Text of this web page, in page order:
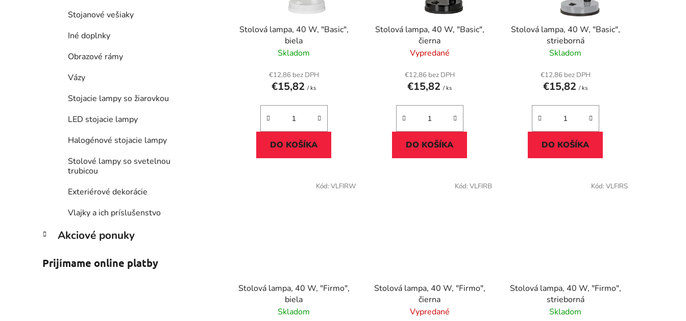
Stojanové vešiaky
Iné doplnky
Obrazové rámy
Vázy
Stojacie lampy so žiarovkou
LED stojacie lampy
Halogénové stojacie lampy
Stolové lampy so svetelnou
trubicou
Exteriérové dekorácie
Vlajky a ich príslušenstvo
Akciové ponuky
Prijímame online platby
u
k
Stolová lampa, 40 W, "Basic",
biela
Skladom
€12,86 bez DPH
€15,82/ ks
DO KOŠÍKA
Stolová lampa, 40 W, "Basic",
čierna
Vypredané
€12,86 bez DPH
€15,82/ ks
DO KOŠÍKA
Stolová lampa, 40 W, "Basic",
strieborná
Skladom
€12,86 bez DPH
€15,82/ ks
DO KOŠÍKA
Stolová lampa, 40 W, "Firmo",
biela
Skladom
Kód: VLFIRW
Stolová lampa, 40 W, "Firmo",
čierna
Vypredané
Kód: VLFIRB
Stolová lampa, 40 W, "Firmo",
strieborná
Skladom
Kód: VLFIRS